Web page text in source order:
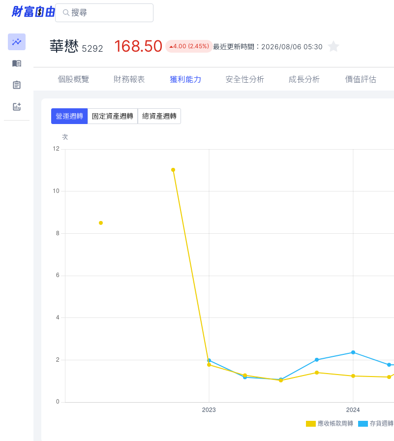
華懋 5292 168.50 4.00 (2.45%) 最近更新時間： 2026/08/06 05:30
個股概覽 財務報表 獲利能力 安全性分析 成長分析 價值評估
營運週轉 固定資產週轉 總資產週轉
應收帳款周轉 存貨週轉